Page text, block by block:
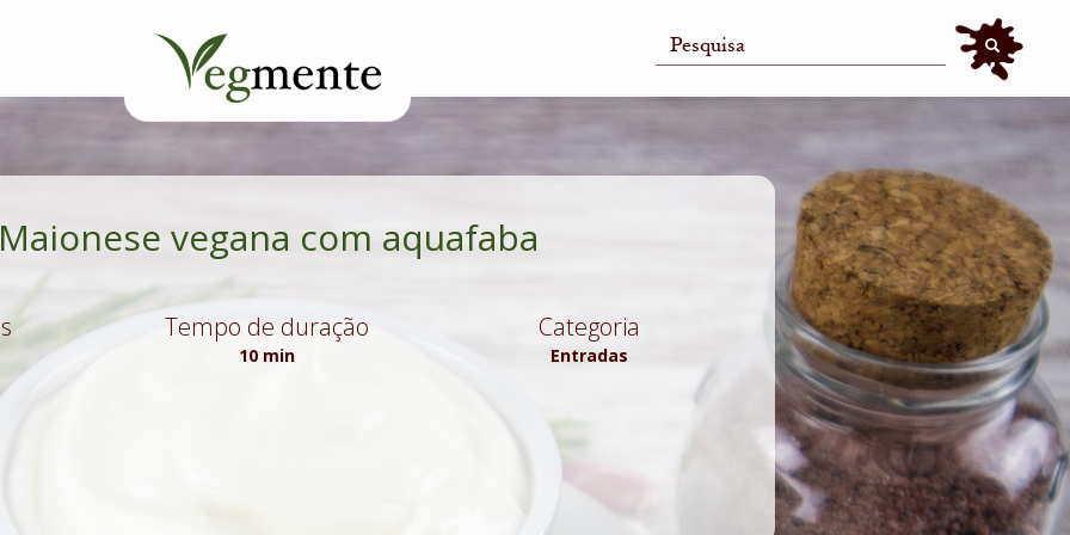
Search
Maionese vegana com aquafaba
Tempo de duração
10 min
Categoria
Entradas